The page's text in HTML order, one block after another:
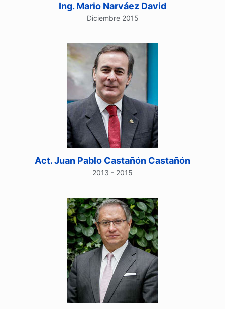
Ing. Mario Narváez David
Diciembre 2015
Act. Juan Pablo Castañón Castañón
2013 - 2015